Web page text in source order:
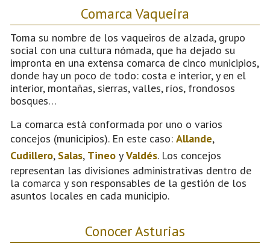
Comarca Vaqueira
Toma su nombre de los vaqueiros de alzada, grupo
social con una cultura nómada, que ha dejado su
impronta en una extensa comarca de cinco municipios,
donde hay un poco de todo: costa e interior, y en el
interior, montañas, sierras, valles, ríos, frondosos
bosques…
La comarca está conformada por uno o varios
concejos (municipios). En este caso: Allande,
Cudillero, Salas, Tineo yValdés. Los concejos
representan las divisiones administrativas dentro de
la comarca y son responsables de la gestión de los
asuntos locales en cada municipio.
Conocer Asturias